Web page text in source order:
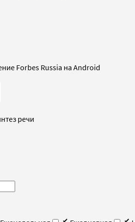
Forbes Russia на Android
речи